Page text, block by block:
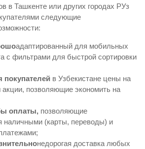
в Ташкенте или других городах РУз
следующие
адаптированный для мобильных
с фильтрами для быстрой сортировки
покупателей в Узбекистане цены на
акции, позволяющие экономить на
оплаты, позволяющие
наличными (карты, переводы) и
недорогая доставка любых